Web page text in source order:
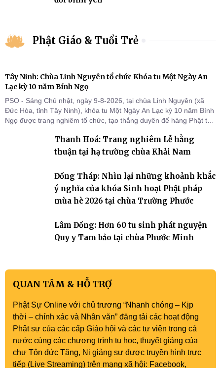
Phật Giáo & Tuổi Trẻ
Tây Ninh: Chùa Linh Nguyên tổ chức Khóa tu Một Ngày An
Lạc kỳ 10 năm Bính Ngọ
PSO - Sáng Chủ nhật, ngày 9-8-2026, tại chùa Linh Nguyên (xã
Đức Hòa, tỉnh Tây Ninh), khóa tu Một Ngày An Lạc kỳ 10 năm Bính
Ngọ được trang nghiêm tổ chức, tạo thắng duyên để hàng Phật tử
đời sống thiện lành.Thanh Hoá: Trang nghiêm Lễ hằng
thuận tại hạ trường chùa Khải Nam
Đồng Tháp: Nhìn lại những khoảnh khắc
ý nghĩa của khóa Sinh hoạt Phật pháp
mùa hè 2026 tại chùa Trường Phước
Lâm Đồng: Hơn 60 tu sinh phát nguyện
Quy y Tam bảo tại chùa Phước Minh
QUAN TÂM & HỖ TRỢ
Phật Sự Online với chủ trương “Nhanh chóng – Kịp
thời – chính xác và Nhân văn” đăng tải các hoạt động
Phật sự của các cấp Giáo hội và các tự viện trong cả
nước cùng các chương trình tu học, thuyết giảng của
chư Tôn đức Tăng, Ni giảng sư được truyền hình trực
tiếp (Live Streaming) trên mạng xã hội: Facebook,